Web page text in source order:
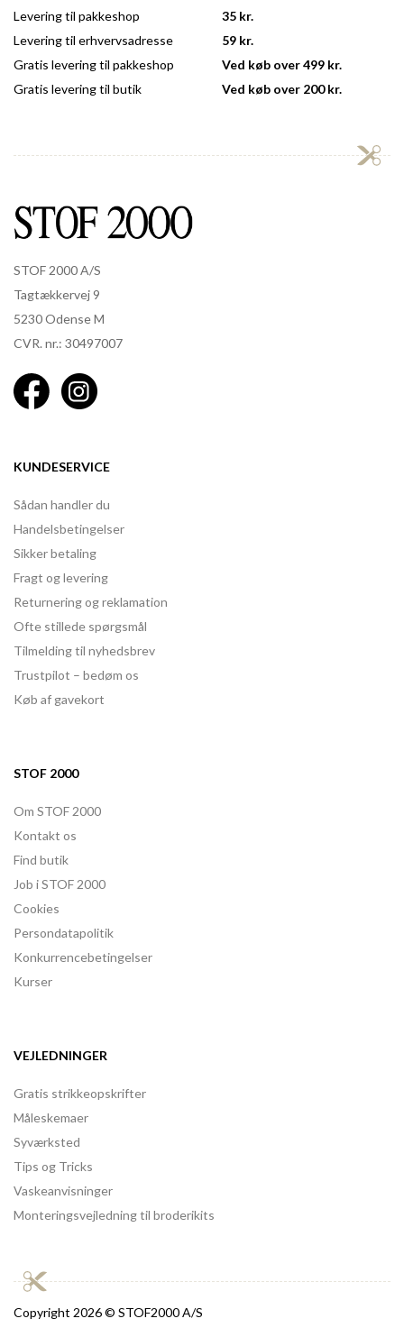
Levering til pakkeshop
Levering til erhvervsadresse
Gratis levering til pakkeshop
Gratis levering til butik
35 kr.
59 kr.
Ved køb over 499 kr.
Ved køb over 200 kr.
STOF 2000 A/S
Tagtækkervej 9
5230 Odense M
CVR. nr.: 30497007
KUNDESERVICE
Sådan handler du
Handelsbetingelser
Sikker betaling
Fragt og levering
Returnering og reklamation
Ofte stillede spørgsmål
Tilmelding til nyhedsbrev
Trustpilot – bedøm os
Køb af gavekort
STOF 2000
Om STOF 2000
Kontakt os
Find butik
Job i STOF 2000
Cookies
Persondatapolitik
Konkurrencebetingelser
Kurser
VEJLEDNINGER
Gratis strikkeopskrifter
Måleskemaer
Syværksted
Tips og Tricks
Vaskeanvisninger
Monteringsvejledning til broderikits
Copyright 2026 © STOF2000 A/S